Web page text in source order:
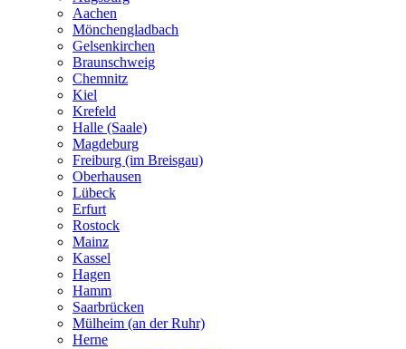
Aachen
Mönchengladbach
Gelsenkirchen
Braunschweig
Chemnitz
Kiel
Krefeld
Halle (Saale)
Magdeburg
Freiburg (im Breisgau)
Oberhausen
Lübeck
Erfurt
Rostock
Mainz
Kassel
Hagen
Hamm
Saarbrücken
Mülheim (an der Ruhr)
Herne